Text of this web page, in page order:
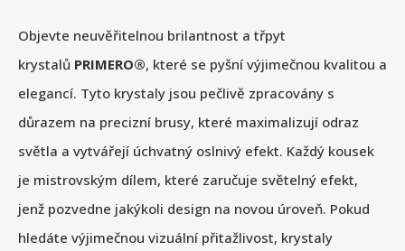
Objevte neuvěřitelnou brilantnost a třpyt
krystalů PRIMERO®, které se pyšní výjimečnou kvalitou a
elegancí. Tyto krystaly jsou pečlivě zpracovány s
důrazem na precizní brusy, které maximalizují odraz
světla a vytvářejí úchvatný oslnivý efekt. Každý kousek
je mistrovským dílem, které zaručuje světelný efekt,
jenž pozvedne jakýkoli design na novou úroveň. Pokud
hledáte výjimečnou vizuální přitažlivost, krystaly